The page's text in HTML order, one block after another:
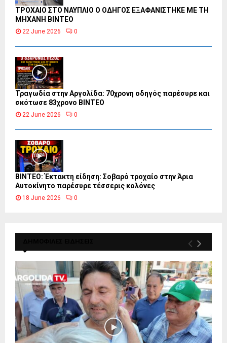
ΤΡΟΧΑΙΟ ΣΤΟ ΝΑΥΠΛΙΟ Ο ΟΔΗΓΟΣ ΕΞΑΦΑΝΙΣΤΗΚΕ ΜΕ ΤΗ
ΜΗΧΑΝΗ ΒΙΝΤΕΟ
22 June 2026 0
Τραγωδία στην Αργολίδα: 70χρονη οδηγός παρέσυρε και
σκότωσε 83χρονο ΒΙΝΤΕΟ
22 June 2026 0
ΒΙΝΤΕΟ: Έκτακτη είδηση: Σοβαρό τροχαίο στην Άρια
Αυτοκίνητο παρέσυρε τέσσερις κολόνες
18 June 2026 0